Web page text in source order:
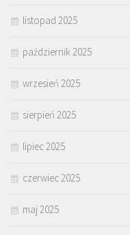
listopad 2025
październik 2025
wrzesień 2025
sierpień 2025
lipiec 2025
czerwiec 2025
maj 2025